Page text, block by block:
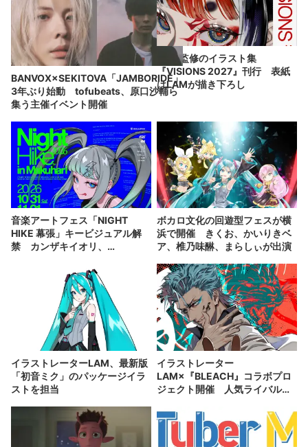
BANVOX×SEKITOVA「JAMBORIDE」
3年ぶり始動 tofubeats、原口沙輔ら
集う主催イベント開催
pixiv監修のイラスト集
『VISIONS 2027』刊行 表紙
はLAMが描き下ろし
音楽アートフェス「NIGHT
HIKE 幕張」キービジュアル解
禁 カンザキイオリ、
ボカロ文化の回遊型フェスが横
浜で開催 きくお、かいりきベ
ア、椎乃味醂、まらしぃが出演
イラストレーターLAM、最新版
「初音ミク」のパッケージイラ
ストを担当
イラストレーター
LAM×『BLEACH』コラボプロ
ジェクト開催 人気ライバル